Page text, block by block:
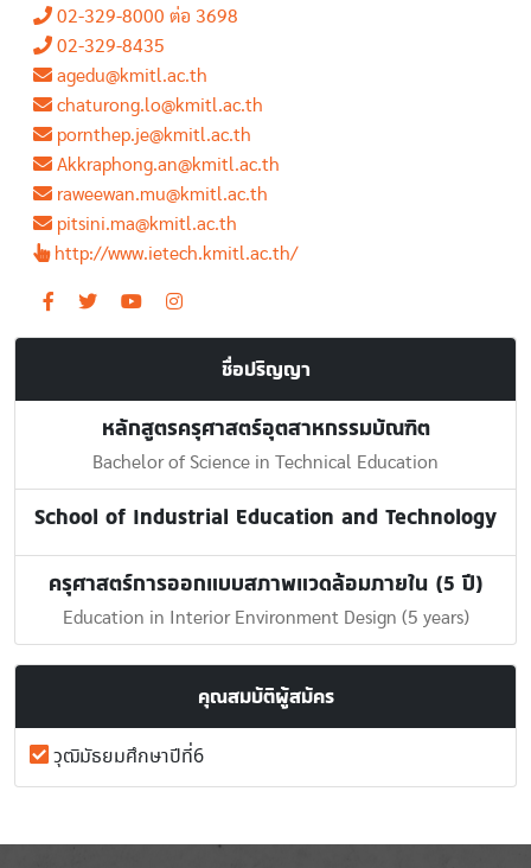
02-329-8000 ต่อ 3698
02-329-8435
agedu@kmitl.ac.th
chaturong.lo@kmitl.ac.th
pornthep.je@kmitl.ac.th
Akkraphong.an@kmitl.ac.th
raweewan.mu@kmitl.ac.th
pitsini.ma@kmitl.ac.th
http://www.ietech.kmitl.ac.th/
ชื่อปริญญา
หลักสูตรครุศาสตร์อุตสาหกรรมบัณฑิต
Bachelor of Science in Technical Education
School of Industrial Education and Technology
ครุศาสตร์การออกแบบสภาพแวดล้อมภายใน (5 ปี)
Education in Interior Environment Design (5 years)
คุณสมบัติผู้สมัคร
วุฒิมัธยมศึกษาปีที่6